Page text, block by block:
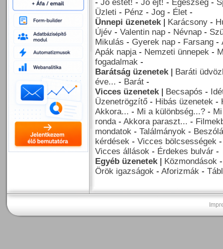
- Jó estét! - Jó éjt! - Egészség -
Üzleti - Pénz - Jog - Élet -
Ünnepi üzenetek| Karácsony -
Újév - Valentin nap - Névnap -
Mikulás - Gyerek nap - Farsang -
Apák napja- Nemzeti ünnepek -
fogadalmak -
Barátság üzenetek| Baráti
éve... - Barát -
Vicces üzenetek| Becsapós -
Üzenetrögzítő - Hibás üzenetek -
Akkora... - Mi a különbség...? -
ronda- Akkora paraszt... -
mondatok - Találmányok -
kérdések - Vicces bölcsességek
Vicces állások - Érdekes bulvár -
Egyéb üzenetek| Közmondások
Örök igazságok - Aforizmák -